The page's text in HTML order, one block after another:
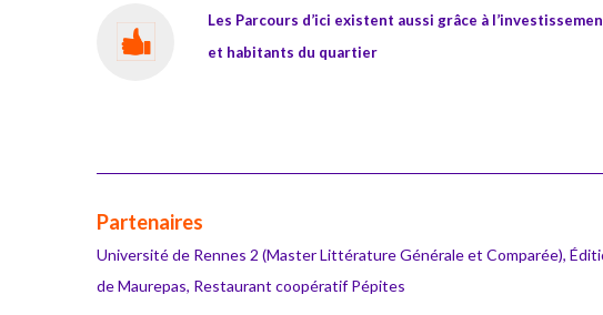
Les Parcours d’ici existent aussi grâce à
et habitants du quartier
Partenaires
Université de Rennes 2 (Master Littérature Générale et Comparée),
de Maurepas, Restaurant coopératif Pépites